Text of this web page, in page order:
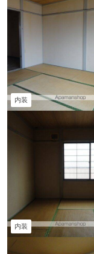
内装
内装